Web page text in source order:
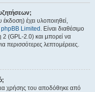
έχει υλοποιηθεί,
phpBB Limited . Είναι διαθέσιμο
(GPL-2.0) και μπορεί να
περισσότερες λεπτομέρειες.
χρήσης του αποδόθηκε από